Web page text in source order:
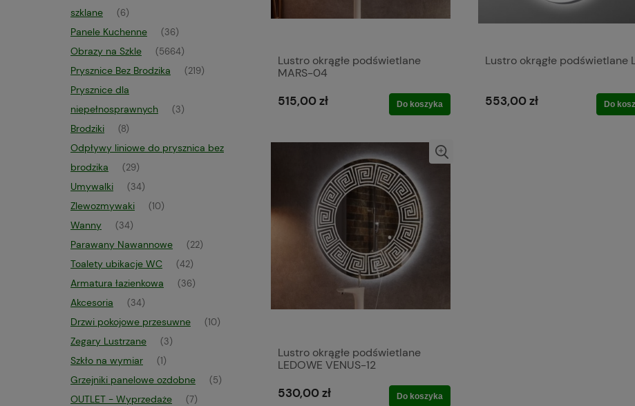
szklane
(6)
Panele Kuchenne (36)
Obrazy na Szkle (5664)
Prysznice Bez Brodzika (219)
Prysznice dla
niepełnosprawnych
(3)
Brodziki (8)
Odpływy liniowe do prysznica bez
brodzika
(29)
Umywalki (34)
Zlewozmywaki (10)
Wanny (34)
Parawany Nawannowe (22)
Toalety ubikacje WC (42)
Armatura łazienkowa (36)
Akcesoria (34)
Drzwi pokojowe przesuwne (10)
Zegary Lustrzane (3)
Szkło na wymiar (1)
Grzejniki panelowe ozdobne (5)
OUTLET - Wyprzedaże (7)
Lustro okrągłe podświetlane
MARS-04
515,00 zł Do koszyka
Lustro okrągłe podświetlane
553,00 zł Do
Lustro okrągłe podświetlane
LEDOWE VENUS-12
530,00 zł Do koszyka